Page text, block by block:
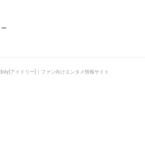
アイドリー]｜ファン向けエンタメ情報サイト